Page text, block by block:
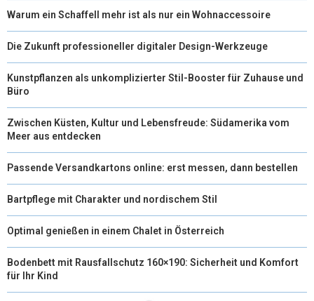
Warum ein Schaffell mehr ist als nur ein Wohnaccessoire
Die Zukunft professioneller digitaler Design-Werkzeuge
Kunstpflanzen als unkomplizierter Stil-Booster für Zuhause und
Büro
Zwischen Küsten, Kultur und Lebensfreude: Südamerika vom
Meer aus entdecken
Passende Versandkartons online: erst messen, dann bestellen
Bartpflege mit Charakter und nordischem Stil
Optimal genießen in einem Chalet in Österreich
Bodenbett mit Rausfallschutz 160×190: Sicherheit und Komfort
für Ihr Kind